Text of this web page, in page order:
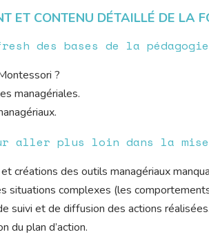
ET CONTENU DÉTAILLÉ DE LA
des bases de la
?
managériales.
aller plus loin dans la mise
créations des outils managériaux
situations complexes (les
suivi et de diffusion des actions
du plan d’action.